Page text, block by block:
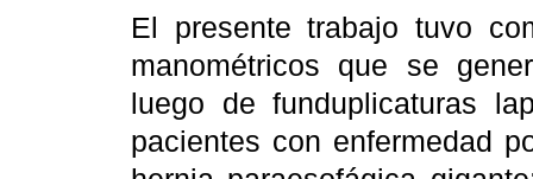
El presente trabajo tuvo
manométricos que se
luego de funduplicaturas
pacientes con enfermedad